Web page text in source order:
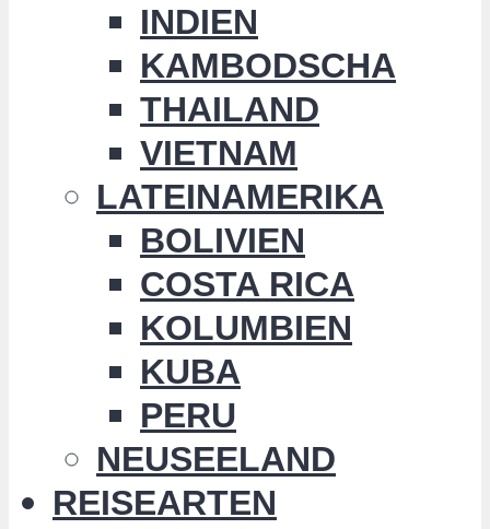
INDIEN
KAMBODSCHA
THAILAND
VIETNAM
LATEINAMERIKA
BOLIVIEN
COSTA RICA
KOLUMBIEN
KUBA
PERU
NEUSEELAND
REISEARTEN